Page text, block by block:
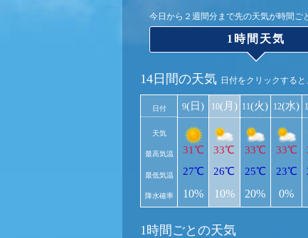
今日から２週間分まで先の天気が時間ご
1時間天気
14日間の天気 日付をクリックする
日付
天気
最高気温
最低気温
降水確率
9(日)
31℃
27℃
10%
10(月)
33℃
26℃
10%
11(火)
33℃
25℃
20%
12(水)
33℃
23℃
0%
1時間ごとの天気